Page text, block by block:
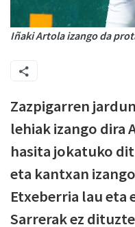
Iñaki Artola izango da
Zazpigarren
lehiak izango dira
hasita jokatuko
eta kantxan
Etxeberria lau eta
Sarrerak ez